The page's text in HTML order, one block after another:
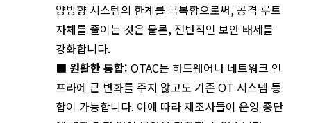
양방향 시스템의 한계를 극복함으로써, 공격 루트
자체를 줄이는 것은 물론, 전반적인 보안 태세를
강화합니다.
■ 원활한 통합: OTAC는 하드웨어나 네트워크 인
프라에 큰 변화를 주지 않고도 기존 OT 시스템 통
합이 가능합니다. 이에 따라 제조사들이 운영 중단